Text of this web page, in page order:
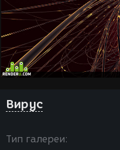
Вирус
Тип галереи: